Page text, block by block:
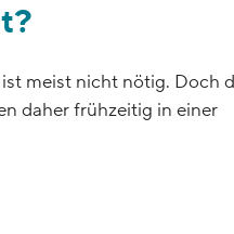
meist nicht nötig. Doch
daher frühzeitig in einer